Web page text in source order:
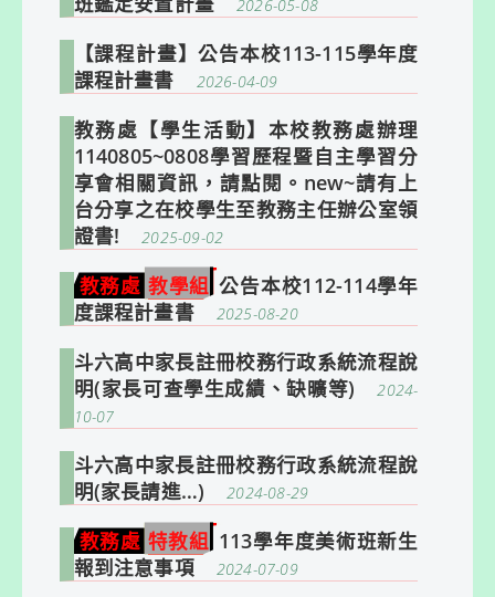
2026-05-08
【課程計畫】公告本校113-115學年度
課程計畫書
2026-04-09
教務處【學生活動】本校教務處辦理
1140805~0808學習歷程暨自主學習分
享會相關資訊，請點閱。new~請有上
台分享之在校學生至教務主任辦公室領
證書!
2025-09-02
教務處 教學組 公告本校112-114學年
度課程計畫書
2025-08-20
斗六高中家長註冊校務行政系統流程說
明(家長可查學生成績、缺曠等)
2024-
10-07
斗六高中家長註冊校務行政系統流程說
明(家長請進…)
2024-08-29
教務處 特教組 113學年度美術班新生
報到注意事項
2024-07-09